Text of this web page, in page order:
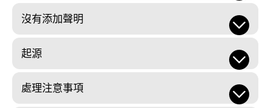
沒有添加聲明
起源
處理注意事項